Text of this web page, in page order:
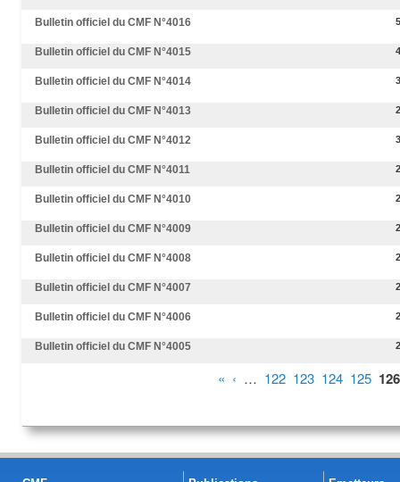
Bulletin officiel du CMF N°4016 5
Bulletin officiel du CMF N°4015 4
Bulletin officiel du CMF N°4014 3
Bulletin officiel du CMF N°4013 2
Bulletin officiel du CMF N°4012
Bulletin officiel du CMF N°4011
Bulletin officiel du CMF N°4010
Bulletin officiel du CMF N°4009
Bulletin officiel du CMF N°4008
Bulletin officiel du CMF N°4007
Bulletin officiel du CMF N°4006
Bulletin officiel du CMF N°4005
« ‹ … 122 123 124 125 126